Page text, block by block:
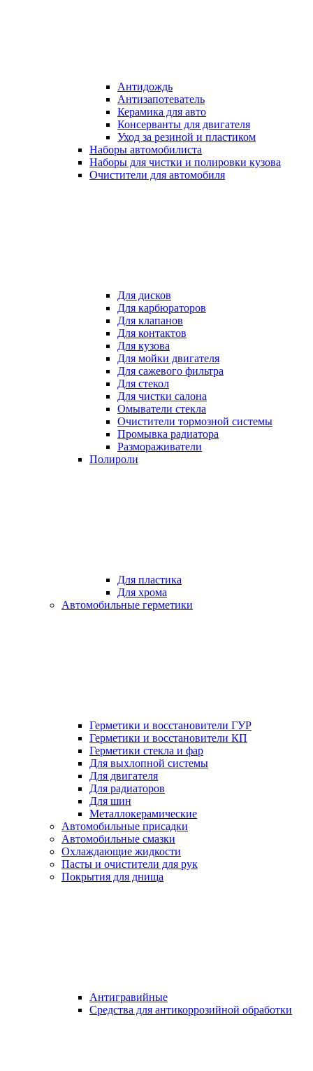
Антидождь
Антизапотеватель
Керамика для авто
Консерванты для двигателя
Уход за резиной и пластиком
Наборы автомобилиста
Наборы для чистки и полировки кузова
Очистители для автомобиля
Для дисков
Для карбюраторов
Для клапанов
Для контактов
Для кузова
Для мойки двигателя
Для сажевого фильтра
Для стекол
Для чистки салона
Омыватели стекла
Очистители тормозной системы
Промывка радиатора
Размораживатели
Полироли
Для пластика
Для хрома
Автомобильные герметики
Герметики и восстановители ГУР
Герметики и восстановители КП
Герметики стекла и фар
Для выхлопной системы
Для двигателя
Для радиаторов
Для шин
Металлокерамические
Автомобильные присадки
Автомобильные смазки
Охлаждающие жидкости
Пасты и очистители для рук
Покрытия для днища
Антигравийные
Средства для антикоррозийной обработки